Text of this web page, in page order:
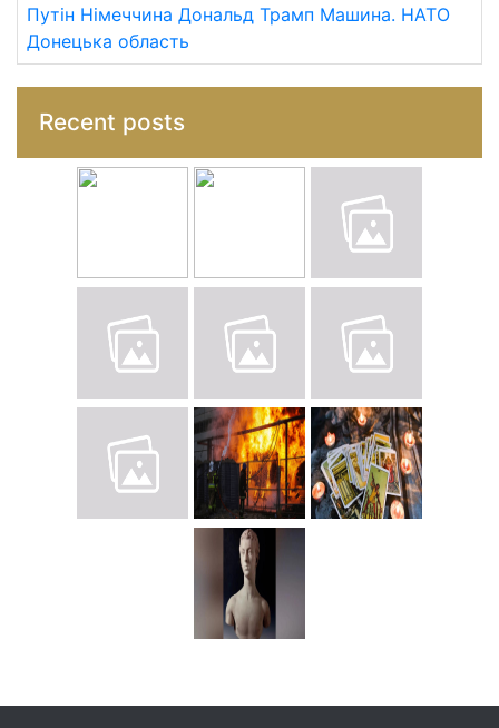
Путін Німеччина Дональд Трамп Машина. НАТО
Донецька область
Recent posts